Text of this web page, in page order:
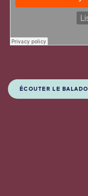
ÉCOUTER LE BALADO